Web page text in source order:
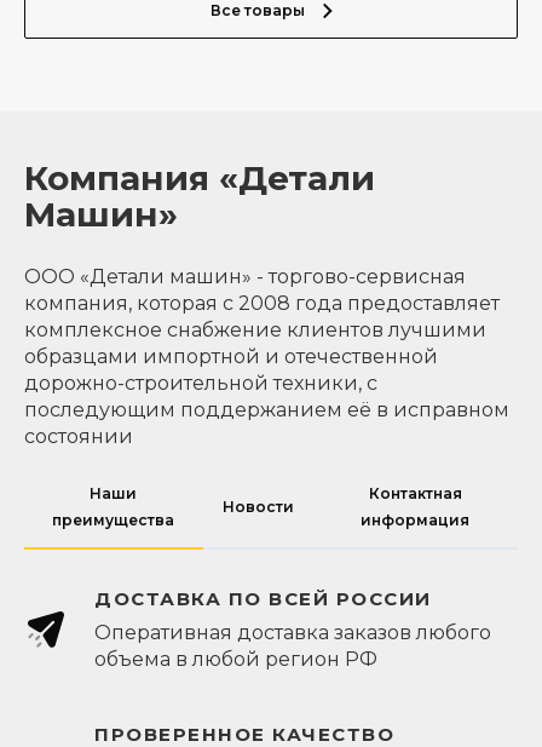
Все товары
Компания «Детали
Машин»
ООО «Детали машин» - торгово-сервисная
компания, которая с 2008 года предоставляет
комплексное снабжение клиентов лучшими
образцами импортной и отечественной
дорожно-строительной техники, с
последующим поддержанием её в исправном
состоянии
Наши
преимущества
Новости
Контактная
информация
ДОСТАВКА ПО ВСЕЙ РОССИИ
Оперативная доставка заказов любого
объема в любой регион РФ
ПРОВЕРЕННОЕ КАЧЕСТВО